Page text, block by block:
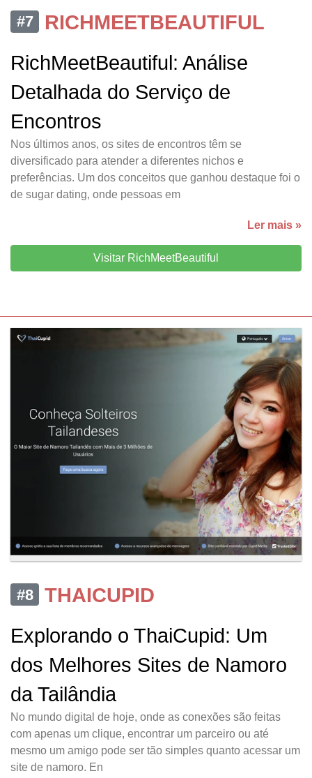
#7
RICHMEETBEAUTIFUL
RichMeetBeautiful: Análise
Detalhada do Serviço de
Encontros
Nos últimos anos, os sites de encontros têm se
diversificado para atender a diferentes nichos e
preferências. Um dos conceitos que ganhou destaque foi o
de sugar dating, onde pessoas em
Ler mais »
Visitar RichMeetBeautiful
#8
THAICUPID
Explorando o ThaiCupid: Um
dos Melhores Sites de Namoro
da Tailândia
No mundo digital de hoje, onde as conexões são feitas
com apenas um clique, encontrar um parceiro ou até
mesmo um amigo pode ser tão simples quanto acessar um
site de namoro. En